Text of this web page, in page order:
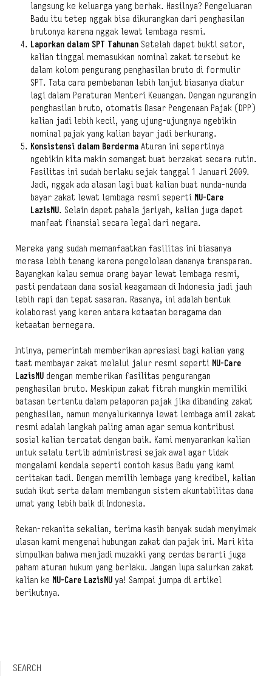
langsung ke keluarga yang berhak. Hasilnya? Pengeluaran
Badu itu tetep nggak bisa dikurangkan dari penghasilan
brutonya karena nggak lewat lembaga resmi.
Laporkan dalam SPT Tahunan Setelah dapet bukti setor,
kalian tinggal memasukkan nominal zakat tersebut ke
dalam kolom pengurang penghasilan bruto di formulir
SPT. Tata cara pembebanan lebih lanjut biasanya diatur
lagi dalam Peraturan Menteri Keuangan. Dengan ngurangin
penghasilan bruto, otomatis Dasar Pengenaan Pajak (DPP)
kalian jadi lebih kecil, yang ujung-ujungnya ngebikin
nominal pajak yang kalian bayar jadi berkurang.
Konsistensi dalam Berderma Aturan ini sepertinya
ngebikin kita makin semangat buat berzakat secara rutin.
Fasilitas ini sudah berlaku sejak tanggal 1 Januari 2009.
Jadi, nggak ada alasan lagi buat kalian buat nunda-nunda
bayar zakat lewat lembaga resmi seperti NU-Care
LazisNU. Selain dapet pahala jariyah, kalian juga dapet
manfaat finansial secara legal dari negara.
Mereka yang sudah memanfaatkan fasilitas ini biasanya
merasa lebih tenang karena pengelolaan dananya transparan.
Bayangkan kalau semua orang bayar lewat lembaga resmi,
pasti pendataan dana sosial keagamaan di Indonesia jadi jauh
lebih rapi dan tepat sasaran. Rasanya, ini adalah bentuk
kolaborasi yang keren antara ketaatan beragama dan
ketaatan bernegara.
Intinya, pemerintah memberikan apresiasi bagi kalian yang
taat membayar zakat melalui jalur resmi seperti NU-Care
LazisNU dengan memberikan fasilitas pengurangan
penghasilan bruto. Meskipun zakat fitrah mungkin memiliki
batasan tertentu dalam pelaporan pajak jika dibanding zakat
penghasilan, namun menyalurkannya lewat lembaga amil zakat
resmi adalah langkah paling aman agar semua kontribusi
sosial kalian tercatat dengan baik. Kami menyarankan kalian
untuk selalu tertib administrasi sejak awal agar tidak
mengalami kendala seperti contoh kasus Badu yang kami
ceritakan tadi. Dengan memilih lembaga yang kredibel, kalian
sudah ikut serta dalam membangun sistem akuntabilitas dana
umat yang lebih baik di Indonesia.
Rekan-rekanita sekalian, terima kasih banyak sudah menyimak
ulasan kami mengenai hubungan zakat dan pajak ini. Mari kita
simpulkan bahwa menjadi muzakki yang cerdas berarti juga
paham aturan hukum yang berlaku. Jangan lupa salurkan zakat
kalian ke NU-Care LazisNU ya! Sampai jumpa di artikel
berikutnya.
SEARCH